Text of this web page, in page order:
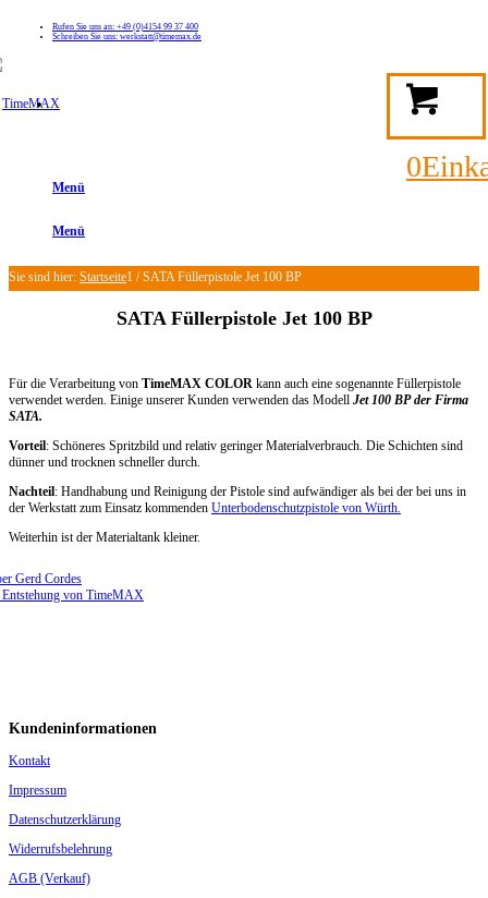
Rufen Sie uns an: +49 (0)4154 99 37 400
Schreiben Sie uns: werkstatt@timemax.de
0
Menü
Menü
Sie sind hier: Startseite1 / SATA Füllerpistole Jet 100 BP
SATA Füllerpistole Jet 100 BP
Für die Verarbeitung von TimeMAX COLOR kann auch eine sogenannte Füllerpistole
verwendet werden. Einige unserer Kunden verwenden das Modell Jet 100 BP der Firma
SATA.
Vorteil: Schöneres Spritzbild und relativ geringer Materialverbrauch. Die Schichten sind
dünner und trocknen schneller durch.
Nachteil: Handhabung und Reinigung der Pistole sind aufwändiger als bei der bei uns in
der Werkstatt zum Einsatz kommenden Unterbodenschutzpistole von Würth.
Weiterhin ist der Materialtank kleiner.
Gerd Cordes
von TimeMAX
Kundeninformationen
Kontakt
Impressum
Datenschutzerklärung
Widerrufsbelehrung
AGB (Verkauf)